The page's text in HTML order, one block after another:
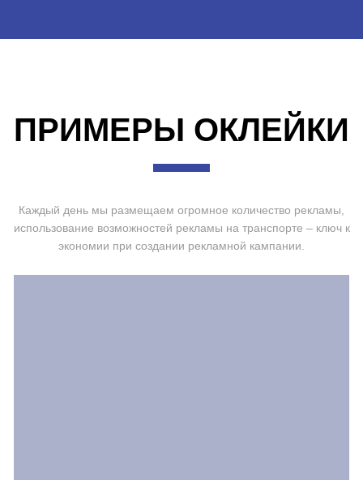
ПРИМЕРЫ ОКЛЕЙКИ
Каждый день мы размещаем огромное количество рекламы,
использование возможностей рекламы на транспорте – ключ к
экономии при создании рекламной кампании.